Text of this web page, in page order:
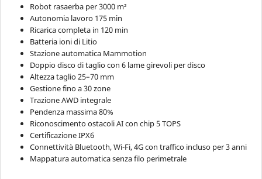
Robot rasaerba per 3000 m²
Autonomia lavoro 175 min
Ricarica completa in 120 min
Batteria ioni di Litio
Stazione automatica Mammotion
Doppio disco di taglio con 6 lame girevoli per disco
Altezza taglio 25–70 mm
Gestione fino a 30 zone
Trazione AWD integrale
Pendenza massima 80%
Riconoscimento ostacoli AI con chip 5 TOPS
Certificazione IPX6
Connettività Bluetooth, Wi-Fi, 4G con traffico incluso per 3 anni
Mappatura automatica senza filo perimetrale